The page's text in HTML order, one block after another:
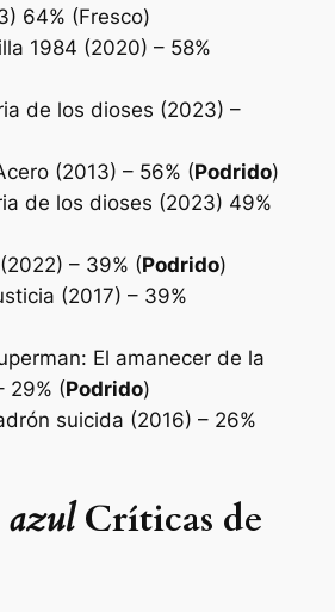
64% (Fresco)
1984 (2020) – 58%
de los dioses (2023) –
(2013) – 56% (Podrido)
de los dioses (2023) 49%
– 39% (Podrido)
(2017) – 39%
El amanecer de la
29% (Podrido)
suicida (2016) – 26%
azulCríticas de